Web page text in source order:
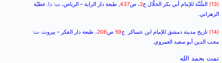
(13) السُّنَّة للإمام أبي بكر الخلَّال ج2، ص437, طبعة دار الراية – الرياض، ت: د/ عطيّة
الزهراني.
(14) تاريخ مدينة دمشق للإمام ابن عساكر ج59 ص206، طبعة دار الفكر – بيروت. ت:
محب الدين أبو سعيد العمروي.
تمت بحمد الله